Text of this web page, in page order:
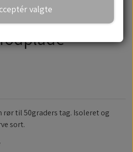
til 50graders tag. Isoleret og
sort.
valgte